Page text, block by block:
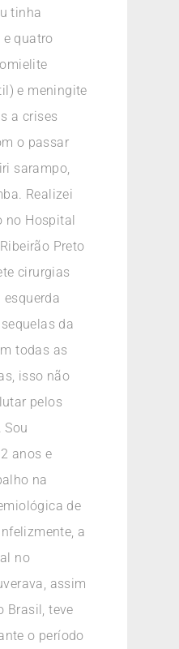
tinha
e quatro
e meningite
a crises
o passar
sarampo,
Realizei
no Hospital
Preto
cirurgias
esquerda
da
todas as
isso não
pelos
Sou
anos e
na
de
a
no
assim
Brasil, teve
o período